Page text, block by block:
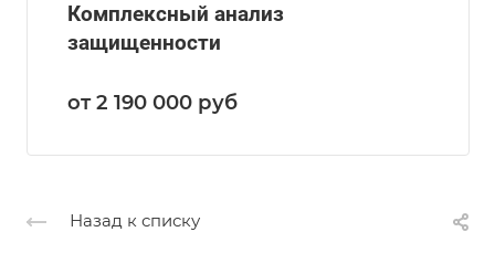
Комплексный анализ
защищенности
от 2 190 000 руб
Назад к списку